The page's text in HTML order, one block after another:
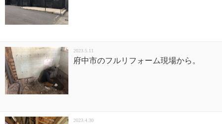
府中市のフルリフォーム現場から。
2023.5.11
2023.4.30